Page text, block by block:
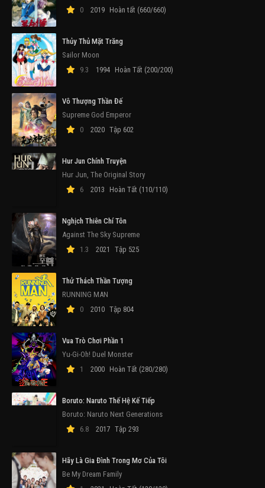
0
2019 Hoàn tất (660/660)
Thủy Thủ Mặt Trăng
Sailor Moon
9.3
1994 Hoàn Tất (200/200)
Vô Thượng Thần Đế
Supreme God Emperor
0
2020 Tập 602
Hur Jun Chính Truyện
Hur Jun, The Original Story
6
2013 Hoàn Tất (110/110)
Nghịch Thiên Chí Tôn
Against The Sky Supreme
1.3
2021 Tập 525
Thử Thách Thần Tượng
RUNNING MAN
0
2010 Tập 804
Vua Trò Chơi Phần 1
Yu-Gi-Oh! Duel Monster
1
2000 Hoàn Tất (280/280)
Boruto: Naruto Thế Hệ Kế Tiếp
Boruto: Naruto Next Generations
6.8
2017 Tập 293
Hãy Là Gia Đình Trong Mơ Của Tôi
Be My Dream Family